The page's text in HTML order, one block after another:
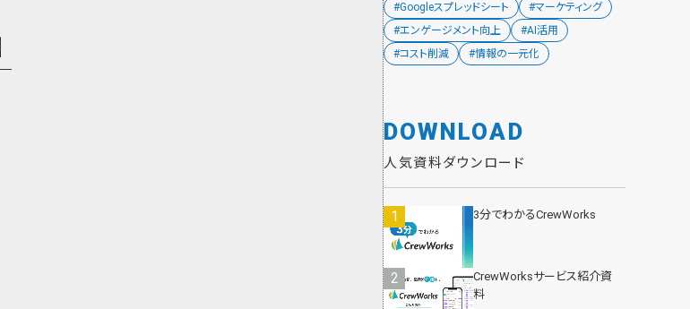
#Googleスプレッドシート
#マーケティング
#エンゲージメント向上
#AI活用
#コスト削減
#情報の一元化
DOWNLOAD
人気資料ダウンロード
3分でわかるCrewWorks
CrewWorksサービス紹介資
料